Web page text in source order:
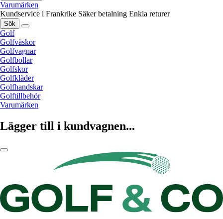
Varumärken
Kundservice i Frankrike Säker betalning Enkla returer
Sök
Golf
Golfväskor
Golfvagnar
Golfbollar
Golfskor
Golfkläder
Golfhandskar
Golftillbehör
Varumärken
Lägger till i kundvagnen...